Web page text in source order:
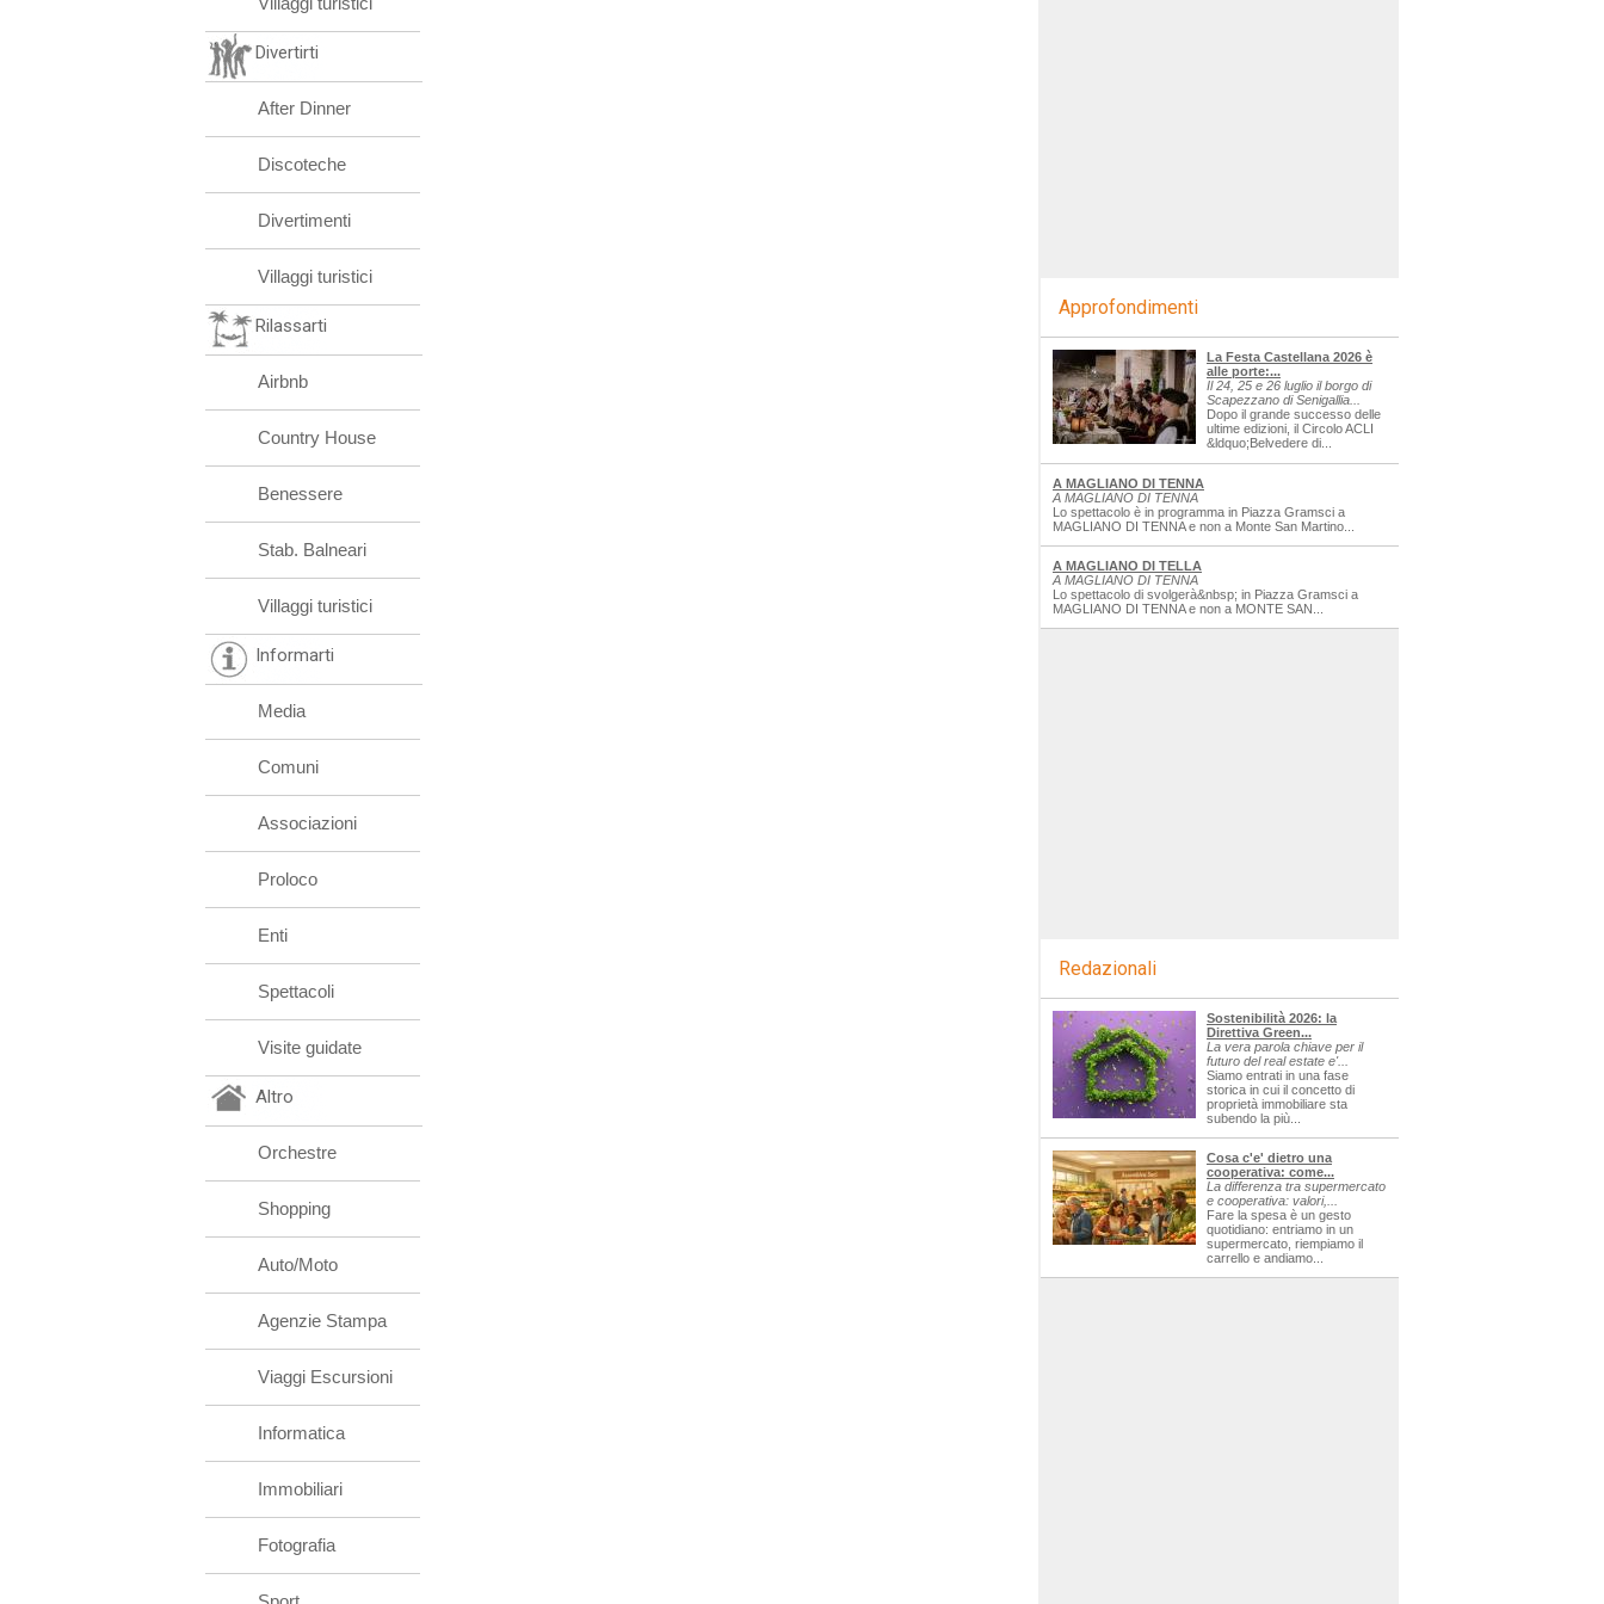
Divertirti
After Dinner
Discoteche
Divertimenti
Villaggi turistici
Rilassarti
Airbnb
Country House
Benessere
Stab. Balneari
Villaggi turistici
Informarti
Media
Comuni
Associazioni
Proloco
Enti
Spettacoli
Visite guidate
Altro
Orchestre
Shopping
Auto/Moto
Agenzie Stampa
Viaggi Escursioni
Informatica
Immobiliari
Fotografia
Approfondimenti
La Festa Castellana 2026 è
alle porte:...
Il 24, 25 e 26 luglio il borgo di
Scapezzano di Senigallia...
Dopo il grande successo delle
ultime edizioni, il Circolo ACLI
&ldquo;Belvedere di...
A MAGLIANO DI TENNA
A MAGLIANO DI TENNA
Lo spettacolo è in programma in Piazza Gramsci a
MAGLIANO DI TENNA e non a Monte San Martino...
A MAGLIANO DI TELLA
A MAGLIANO DI TENNA
Lo spettacolo di svolgerà&nbsp; in Piazza Gramsci a
MAGLIANO DI TENNA e non a MONTE SAN...
Redazionali
Sostenibilità 2026: la
Direttiva Green...
La vera parola chiave per il
futuro del real estate e'...
Siamo entrati in una fase
storica in cui il concetto di
proprietà immobiliare sta
subendo la più...
Cosa c'e' dietro una
cooperativa: come...
La differenza tra supermercato
e cooperativa: valori,...
Fare la spesa è un gesto
quotidiano: entriamo in un
supermercato, riempiamo il
carrello e andiamo...